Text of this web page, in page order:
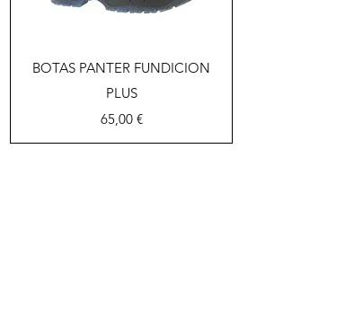
Vista rápida
BOTAS PANTER FUNDICION
PLUS
Precio
65,00 €